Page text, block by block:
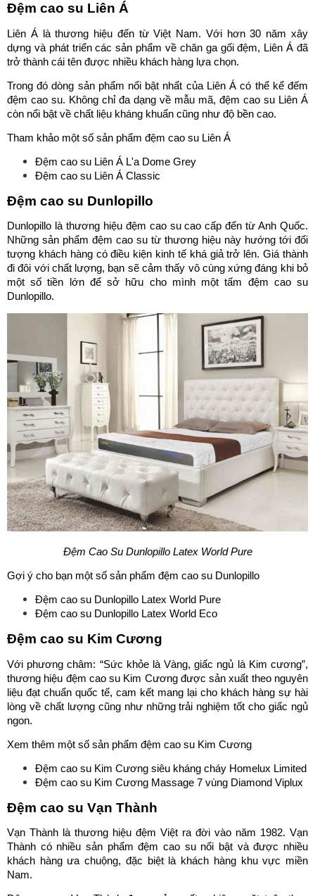
Đệm cao su Liên Á
Liên Á là thương hiệu đến từ Việt Nam. Với hơn 30 năm xây
dựng và phát triển các sản phẩm về chăn ga gối đệm, Liên Á đã
trở thành cái tên được nhiều khách hàng lựa chọn.
Trong đó dòng sản phẩm nổi bật nhất của Liên Á có thể kể đếm
đệm cao su. Không chỉ đa dạng về mẫu mã, đệm cao su Liên Á
còn nổi bật về chất liệu kháng khuẩn cũng như độ bền cao.
Tham khảo một số sản phẩm đệm cao su Liên Á
Đệm cao su Liên Á L'a Dome Grey
Đệm cao su Liên Á Classic
Đệm cao su Dunlopillo
Dunlopillo là thương hiệu đệm cao su cao cấp đến từ Anh Quốc.
Những sản phẩm đệm cao su từ thương hiệu này hướng tới đối
tượng khách hàng có điều kiện kinh tế khá giả trở lên. Giá thành
đi đôi với chất lượng, bạn sẽ cảm thấy vô cùng xứng đáng khi bỏ
một số tiền lớn để sở hữu cho mình một tấm đệm cao su
Dunlopillo.
Đệm Cao Su Dunlopillo Latex World Pure
Gợi ý cho bạn một số sản phẩm đệm cao su Dunlopillo
Đệm cao su Dunlopillo Latex World Pure
Đệm cao su Dunlopillo Latex World Eco
Đệm cao su Kim Cương
Với phương châm: “Sức khỏe là Vàng, giấc ngủ là Kim cương”,
thương hiệu đệm cao su Kim Cương được sản xuất theo nguyên
liệu đạt chuẩn quốc tế, cam kết mang lại cho khách hàng sự hài
lòng về chất lượng cũng như những trải nghiệm tốt cho giấc ngủ
ngon.
Xem thêm một số sản phẩm đệm cao su Kim Cương
Đệm cao su Kim Cương siêu kháng cháy Homelux Limited
Đệm cao su Kim Cương Massage 7 vùng Diamond Viplux
Đệm cao su Vạn Thành
Vạn Thành là thương hiệu đệm Việt ra đời vào năm 1982. Vạn
Thành có nhiều sản phẩm đệm cao su nổi bật và được nhiều
khách hàng ưa chuộng, đặc biệt là khách hàng khu vực miền
Nam.